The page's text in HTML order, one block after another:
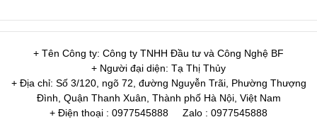
+ Tên Công ty: Công ty TNHH Đầu tư và Công Nghệ BF
+ Người đại diện: Tạ Thị Thủy
+ Địa chỉ: Số 3/120, ngõ 72, đường Nguyễn Trãi, Phường Thượng
Đình, Quận Thanh Xuân, Thành phố Hà Nội, Việt Nam
+ Điện thoại : 0977545888
Zalo : 0977545888